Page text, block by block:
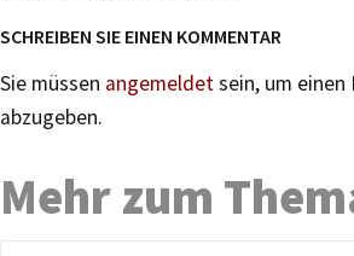
SCHREIBEN SIE EINEN KOMMENTAR
Sie müssen angemeldetsein, um
abzugeben.
Mehr zum